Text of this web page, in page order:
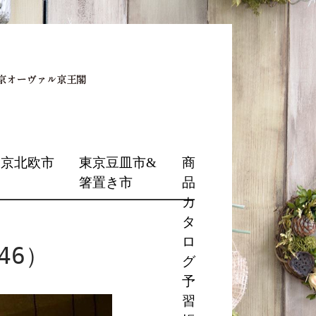
北欧市
東京豆皿市&
箸置き市
商
品
カ
タ
ロ
グ
予
習
）